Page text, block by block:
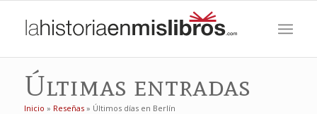
Últimas entradas
Inicio » Reseñas» Últimos días en Berlín